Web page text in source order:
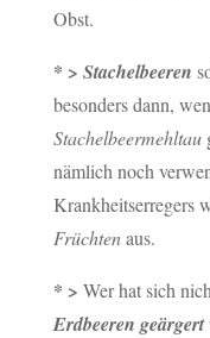
Obst.
* > Stachelbeeren
besonders dann,
Stachelbeermehltau
nämlich noch
Krankheitserregers
Früchtenaus.
* > Wer hat sich
Erdbeeren geärgert